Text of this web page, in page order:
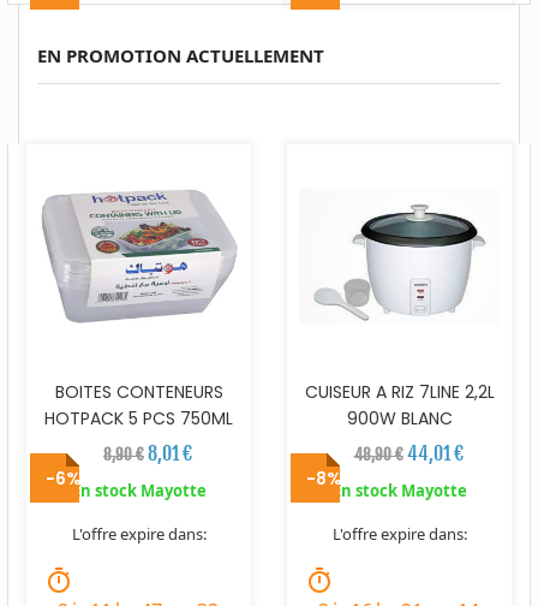
EN PROMOTION ACTUELLEMENT
BOITES CONTENEURS
HOTPACK 5 PCS 750ML
8,90 €8,01 €
En stock Mayotte
L'offre expire dans:
timer
CUISEUR A RIZ 7LINE 2,2L
900W BLANC
48,90 € 44,01 €
En stock Mayotte
L'offre expire dans:
timer
-6% -8%